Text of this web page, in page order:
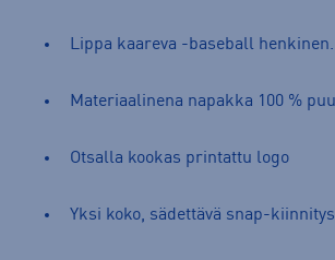
Lippa kaareva -baseball henkinen.
Materiaalinena napakka 100 %
Otsalla kookas printattu logo
Yksi koko, sädettävä snap-